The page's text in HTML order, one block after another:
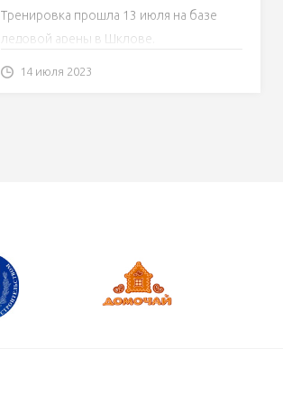
льду
Тренировка прошла 13 июля на базе
ледовой арены в Шклове.
14 июля 2023